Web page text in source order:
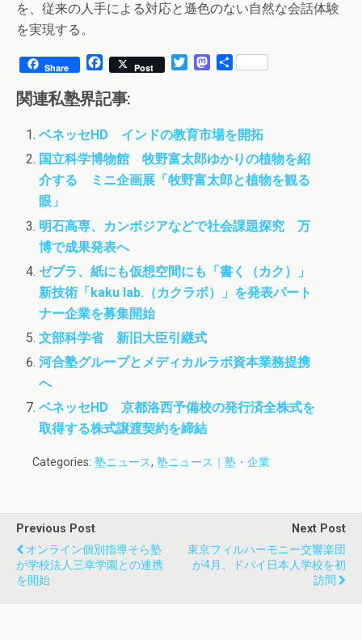
を、従来の人手による対応と遜色のない自然な会話体験
を実現する。
Share
F
c
e
b
o
o
k
Post
t
e
r
M
o
d
o
n
共
関連私塾界記事:
ベネッセHD インドの教育市場を開拓
国立科学博物館 牧野富太郎ゆかりの植物を紹
介する ミニ企画展「牧野富太郎と植物を観る
眼」
明石高専、カンボジアなどで社会課題探究 万
博で成果発表へ
ゼブラ、紙にも仮想空間にも「書く（カク）」
新技術「kaku lab.（カクラボ）」を発表パート
ナー企業を募集開始
文部科学省 新旧大臣引継式
河合塾グループとメディカルラボ資本業務提携
へ
ベネッセHD 京都洛西予備校の発行済全株式を
取得する株式譲渡契約を締結
Categories: 塾ニュース, 塾ニュース｜塾・企業
Previous Post
オンライン個別指導そら塾
が学校法人三幸学園との連携
を開始
Next Post
東京フィルハーモニー交響楽団
が4月、ドバイ日本人学校を初
訪問